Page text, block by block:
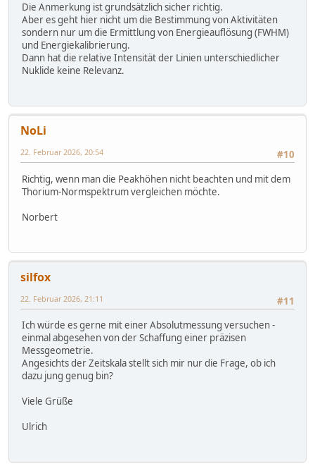
Die Anmerkung ist grundsätzlich sicher richtig.
Aber es geht hier nicht um die Bestimmung von Aktivitäten
sondern nur um die Ermittlung von Energieauflösung (FWHM)
und Energiekalibrierung.
Dann hat die relative Intensität der Linien unterschiedlicher
Nuklide keine Relevanz.
NoLi
#10
22. Februar 2026, 20:54
Richtig, wenn man die Peakhöhen nicht beachten und mit dem
Thorium-Normspektrum vergleichen möchte.
Norbert
silfox
#11
22. Februar 2026, 21:11
Ich würde es gerne mit einer Absolutmessung versuchen -
einmal abgesehen von der Schaffung einer präzisen
Messgeometrie.
Angesichts der Zeitskala stellt sich mir nur die Frage, ob ich
dazu jung genug bin?
Viele Grüße
Ulrich